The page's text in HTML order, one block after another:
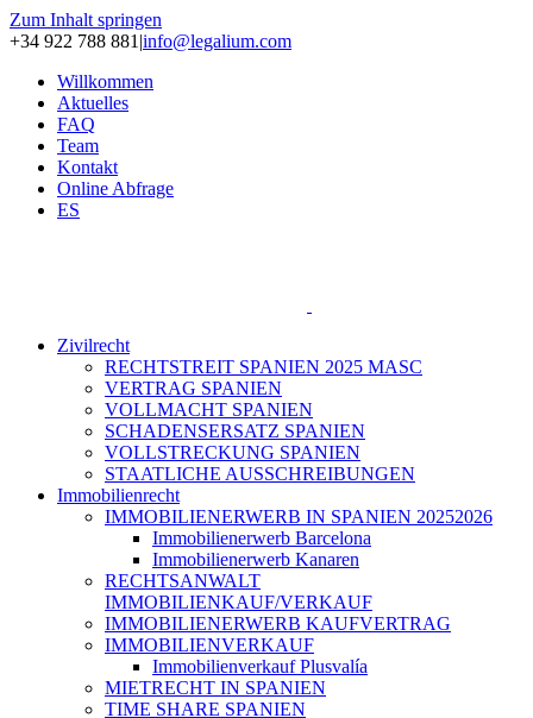
Zum Inhalt springen
+34 922 788 881 |info@legalium.com
Willkommen
Aktuelles
FAQ
Team
Kontakt
Online Abfrage
ES
Zivilrecht
RECHTSTREIT SPANIEN 2025 MASC
VERTRAG SPANIEN
VOLLMACHT SPANIEN
SCHADENSERSATZ SPANIEN
VOLLSTRECKUNG SPANIEN
STAATLICHE AUSSCHREIBUNGEN
Immobilienrecht
IMMOBILIENERWERB IN SPANIEN 20252026
Immobilienerwerb Barcelona
Immobilienerwerb Kanaren
RECHTSANWALT
IMMOBILIENKAUF/VERKAUF
IMMOBILIENERWERB KAUFVERTRAG
IMMOBILIENVERKAUF
Immobilienverkauf Plusvalía
MIETRECHT IN SPANIEN
TIME SHARE SPANIEN